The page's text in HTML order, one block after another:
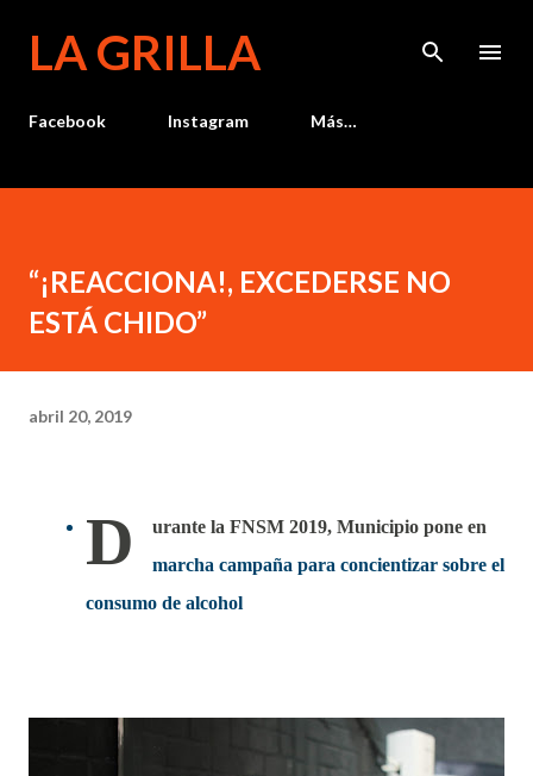
LA GRILLA
Facebook Instagram Más…
“¡REACCIONA!, EXCEDERSE NO
ESTÁ CHIDO”
abril 20, 2019
D
urante la FNSM 2019, Municipio pone en
marcha campaña para concientizar sobre el
consumo de alcohol